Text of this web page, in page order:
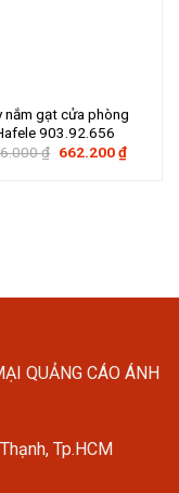
nắm gạt cửa phòng
903.92.656
₫ Giá
662.200₫Giá
hiện
QUẢNG CÁO ÁNH
Tp.HCM